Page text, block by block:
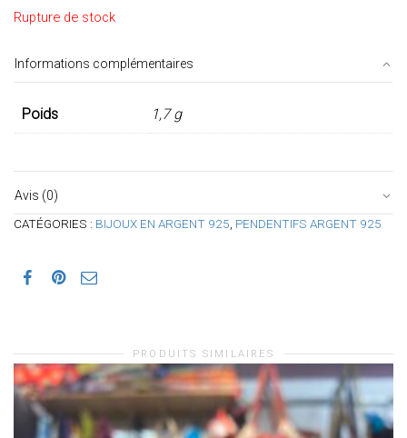
Rupture de stock
Informations complémentaires
Poids 1,7 g
Avis (0)
CATÉGORIES : BIJOUX EN ARGENT 925 PENDENTIFS ARGENT 925
PRODUITS SIMILAIRES